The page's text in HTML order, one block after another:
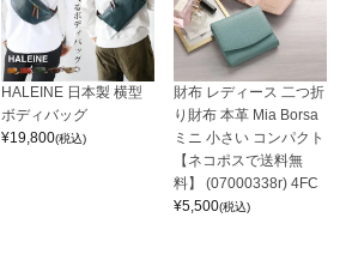
HALEINE 日本製 横型
ボディバッグ
¥19,800(税込)
財布 レディース 二つ折
り財布 本革 Mia Borsa
ミニ 小さい コンパクト
【ネコポスで送料無
料】 (07000338r) 4FC
¥5,500(税込)